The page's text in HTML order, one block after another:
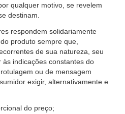
qualquer motivo, se revelem
destinam.
respondem solidariamente
produto sempre que,
de sua natureza, seu
indicações constantes do
ou de mensagem
exigir, alternativamente e
do preço;